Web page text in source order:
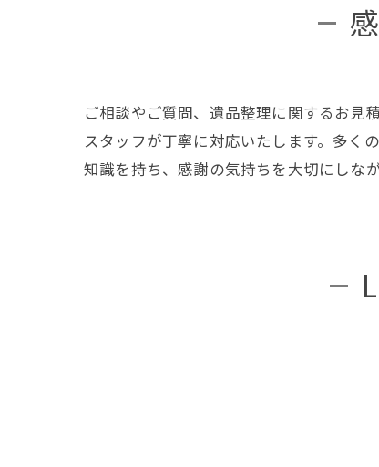
ご相談やご質問、遺品整理に関するお見
スタッフが丁寧に対応いたします。多く
知識を持ち、感謝の気持ちを大切にしな